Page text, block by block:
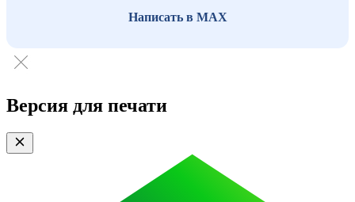
Написать в MAX
Версия для печати